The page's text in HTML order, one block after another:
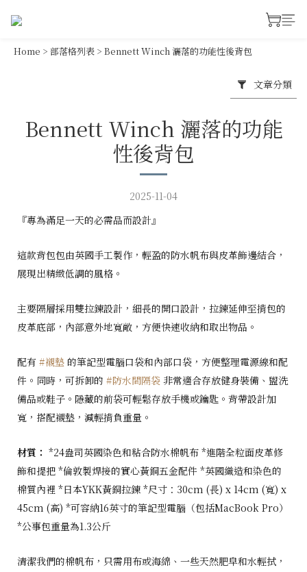
Home > 部落格列表 > Bennett Winch 灑落的功能性後背包
文章分類
Bennett Winch 灑落的功能
性後背包
2025-11-04
『專為滿足一天的必需品而設計』
這款背包包由英國手工製作，輕盈的防水帆布與皮革飾邊結合，
展現出精緻低調的風格。
主要隔層採用雙拉鍊設計，細長的開口設計，拉鍊延伸至揹包的
皮革底部，內部意外地寬敞，方便快速收納和取出物品。
配有 #襯墊 的筆記型電腦口袋和內部口袋，方便整理電源線和配
件。同時，可拆卸的 #防水間隔袋 非常適合存放健身裝備、盥洗
備品或鞋子。隱藏的前袋可輕鬆存放手機或鑰匙。背帶設計加
寬，搭配襯墊，減輕揹負重量。
材質： *24盎司英國染色和粘合防水棉帆布 *進階全粒面皮革修
飾和提把 *倫敦製焊接的實心黃銅五金配件 *英國織造和染色的
棉質內裡 *日本YKK黃銅拉鍊 *尺寸：30cm (長) x 14cm (寬) x
45cm (高) *可容納16英寸的筆記型電腦（包括MacBook Pro）
*公事包重量為1.3公斤
清潔我們的棉帆布，只需用布或海綿、一些天然肥皁和水輕拭，